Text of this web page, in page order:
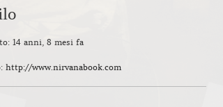
14 anni, 8 mesi fa
http://www.nirvanabook.com